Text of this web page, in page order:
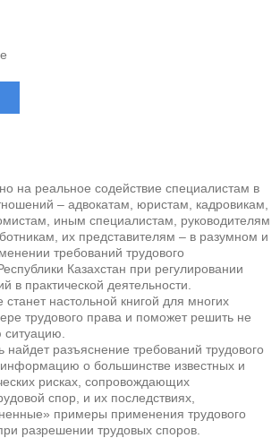
на реальное содействие специалистам в
– адвокатам, юристам, кадровикам,
иным специалистам, руководителям
их представителям – в разумном и
требований трудового
Казахстан при регулировании
в практической деятельности.
настольной книгой для многих
трудового права и поможет решить не
найдет разъяснение требований трудового
информацию о большинстве известных и
рисках, сопровождающих
спор, и их последствиях,
примеры применения трудового
разрешении трудовых споров.